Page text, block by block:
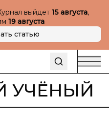
выйдет 15 августа,
19 августа
статью
УЧЁНЫЙ